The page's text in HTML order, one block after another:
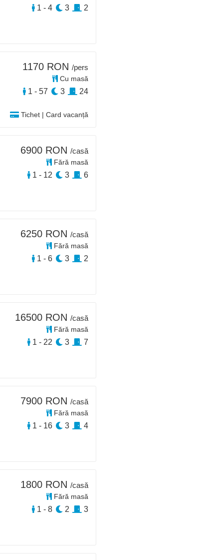
1 - 4 3 2
Tichet | Card vacanță
1170 RON /pers
Cu masă
1 - 57 3 24
6900 RON /casă
Fără masă
1 - 12 3 6
6250 RON /casă
Fără masă
1 - 6 3 2
16500 RON /casă
Fără masă
1 - 22 3 7
7900 RON /casă
Fără masă
1 - 16 3 4
1800 RON /casă
Fără masă
1 - 8 2 3